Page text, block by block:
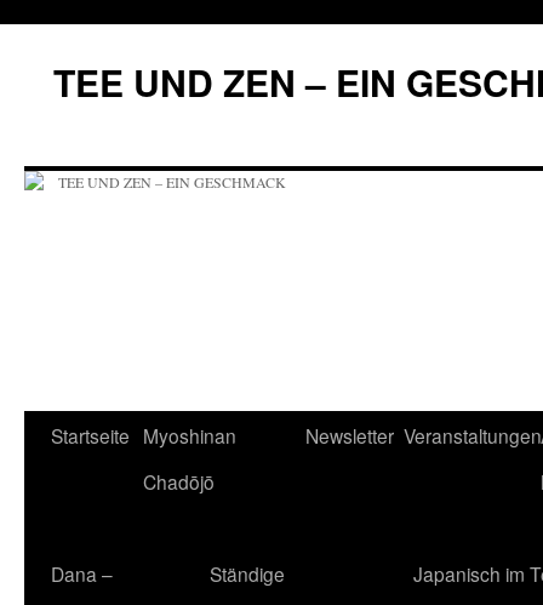
springen
TEE UND ZEN – EIN
Startseite Myoshinan
Chadōjō
Newsletter Veranstaltungen
Dana –
Ständige
Japanisch im